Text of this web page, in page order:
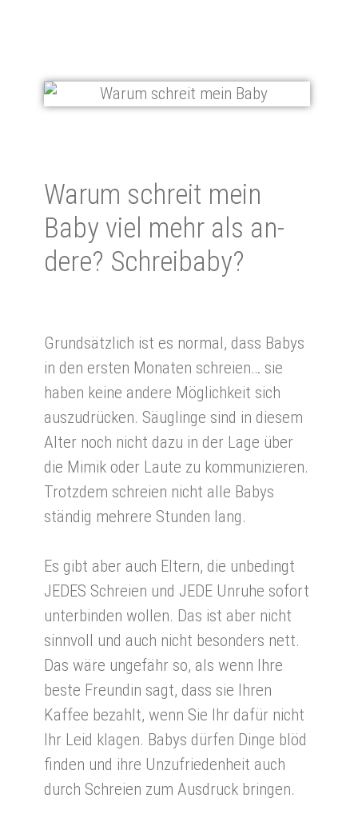
Wa­rum schreit mein
Baby viel mehr als an­
de­re? Schrei­baby?
Grundsätzlich ist es normal, dass Babys
in den ersten Monaten schreien… sie
haben keine andere Möglichkeit sich
auszudrücken. Säuglinge sind in diesem
Alter noch nicht dazu in der Lage über
die Mimik oder Laute zu kommunizieren.
Trotzdem schreien nicht alle Babys
ständig mehrere Stunden lang.
Es gibt aber auch Eltern, die unbedingt
JEDES Schreien und JEDE Unruhe sofort
unterbinden wollen. Das ist aber nicht
sinnvoll und auch nicht besonders nett.
Das wäre ungefähr so, als wenn Ihre
beste Freundin sagt, dass sie Ihren
Kaffee bezahlt, wenn Sie Ihr dafür nicht
Ihr Leid klagen. Babys dürfen Dinge blöd
finden und ihre Unzufriedenheit auch
durch Schreien zum Ausdruck bringen.